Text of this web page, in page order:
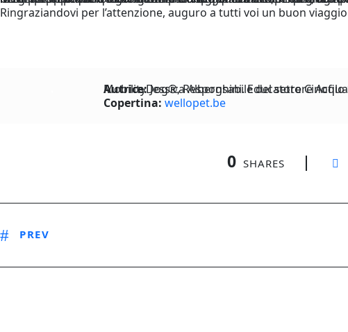
Ringraziandovi per l’attenzione, auguro a tutti voi un buon
Autrice:
Jessica Alberghini. Educatore Cinofilo Siua e FICSS, Tutor e Docente Siua, Tecnico di MobilityDog®, Responsabile del
Copertina: wellopet.be
0 SHARES
PREV